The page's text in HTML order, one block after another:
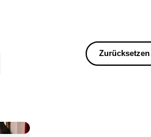
Zurücksetzen